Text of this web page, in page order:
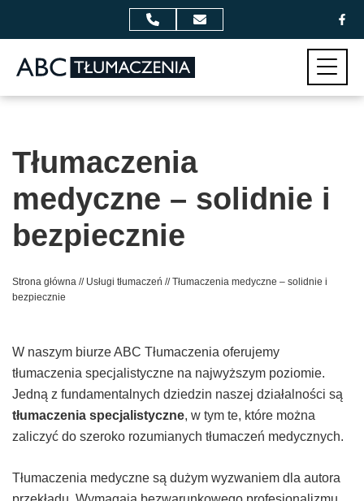
Tłumaczenia
medyczne – solidnie i
bezpiecznie
Strona główna // Usługi tłumaczeń //Tłumaczenia medyczne – solidnie i
bezpiecznie
W naszym biurze ABC Tłumaczenia oferujemy
tłumaczenia specjalistyczne na najwyższym poziomie.
Jedną z fundamentalnych dziedzin naszej działalności są
tłumaczenia specjalistyczne, w tym te, które można
zaliczyć do szeroko rozumianych tłumaczeń medycznych.
Tłumaczenia medyczne są dużym wyzwaniem dla autora